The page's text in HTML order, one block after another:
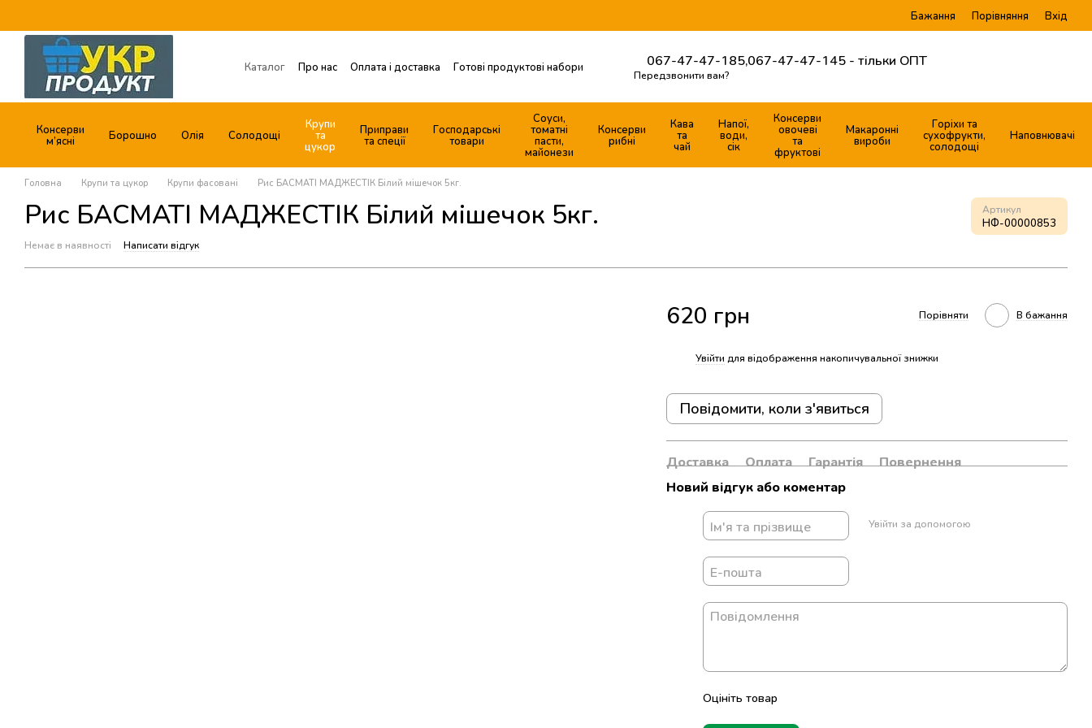
Бажання Порівняння Вхід
Каталог Про нас Оплата і доставка
Готові продуктові набори
Договір публічної оферти
067-47-47-185, 067-47-47-145 - тільки ОПТ
Передзвонити вам?
Консерви
м’ясні
Борошно Олія Солодощі
Крупи
та
цукор
Приправи
та спеції
Господарські
товари
Соуси,
томатні
пасти,
майонези
Консерви
рибні
Кава
та
чай
Напої,
води,
сік
Консерви
овочеві
та
фруктові
Макаронні
вироби
Горіхи та
сухофрукти,
солодощі
Наповнювачі
Головна Крупи та цукор Крупи фасовані Рис БАСМАТІ МАДЖЕСТІК Білий мішечок 5кг.
Рис БАСМАТІ МАДЖЕСТІК Білий мішечок 5кг. Артикул
НФ-00000853
Немає в наявності Написати відгук
620 грн Порівняти В бажання
Увійти для відображення накопичувальної знижки
Повідомити, коли з'явиться
Доставка Оплата Гарантія
Повернення
Новий відгук або коментар
Увійти за допомогою
Оцініть товар